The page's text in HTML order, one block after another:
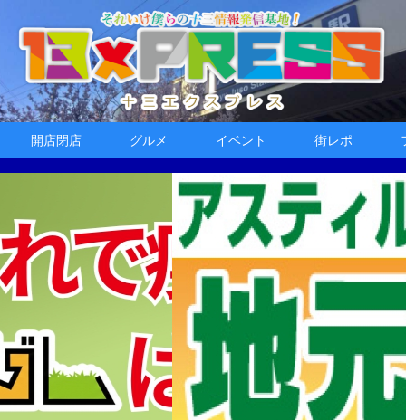
開店閉店 グルメ イベント 街レポ